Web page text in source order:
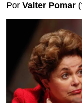
Por Valter Pomar